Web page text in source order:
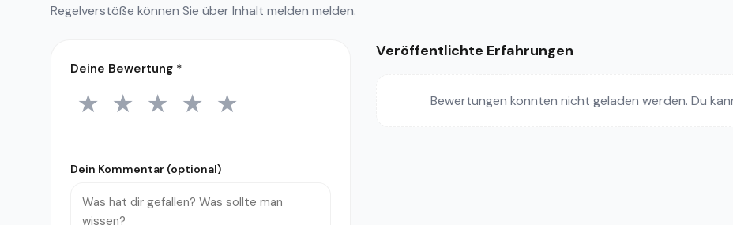
Regelverstöße können Sie überInhalt melden melden.
Deine Bewertung *
1 Stern
★ 2 Sterne
★ 3 Sterne
★ 4 Sterne
★ 5 Sterne
★
Dein Kommentar (optional)
Veröffentlichte Erfahrungen
Bewertungen konnten nicht geladen werden. Du